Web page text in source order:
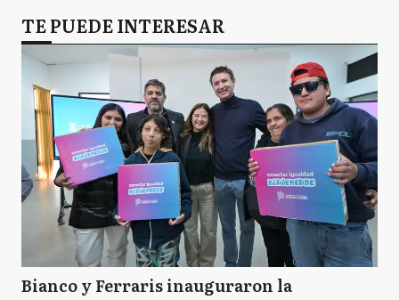
TE PUEDE INTERESAR
Bianco y Ferraris inauguraron la